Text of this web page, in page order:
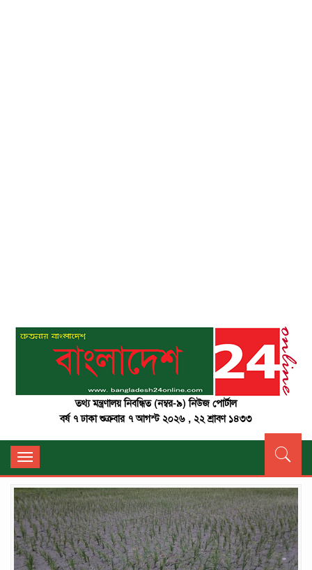
তথ্য মন্ত্রণালয় নিবন্ধিত (নম্বর-৯) নিউজ পোর্টাল
বর্ষ ৭ ঢাকা শুক্রবার ৭ আগস্ট ২০২৬ , ২২ শ্রাবণ ১৪৩৩
Toggle
navigation